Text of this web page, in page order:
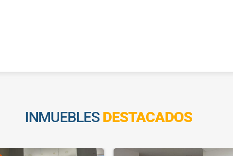
INMUEBLES DESTACADOS